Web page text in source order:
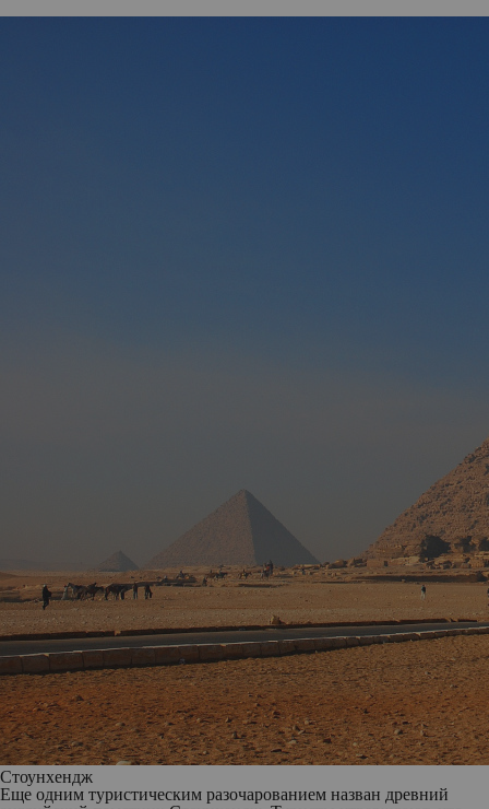
Стоунхендж
Еще одним туристическим разочарованием назван древний